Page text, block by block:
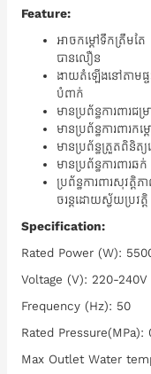
Feature:
អាចកម្តៅទឹកត្រឹម
បានលឿន
ងាយតំឡើងនៅតាម
បំពាក់
មានប្រព័ន្ធការពារជ
មានប្រព័ន្ធការពារកម្
មានប្រព័ន្ធត្រួតពិនិត្
មានប្រព័ន្ធការពារឆក់
ប្រព័ន្ធការពារសុវត្
ចរន្តដោយស្វ័យប្រវត្តិ
Specification:
Rated Power (W):
Voltage (V): 220-240V
Frequency (Hz): 50
Rated Pressure(MPa):
Max Outlet Water